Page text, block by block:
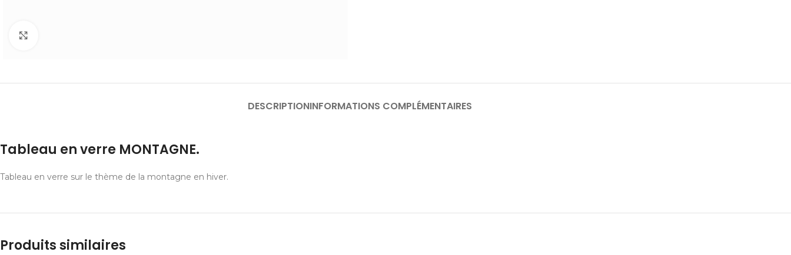
DESCRIPTIONINFORMATIONS COMPLÉMENTAIRES
Tableau en verre MONTAGNE.
Tableau en verre sur le thème de la montagne en hiver.
Produits similaires